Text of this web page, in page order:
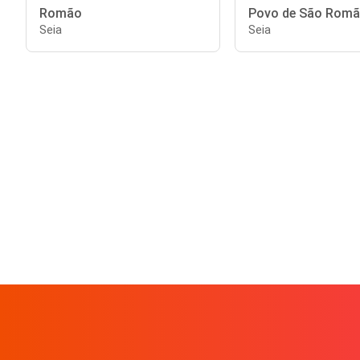
Romão
Seia
Povo de São
Seia